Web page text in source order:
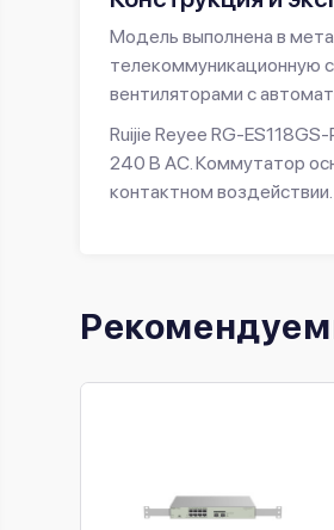
Модель выполнена в
телекоммуникационную
вентиляторами с
Ruijie Reyee RG-
240 В AC. Коммутатор
контактном воздействии.